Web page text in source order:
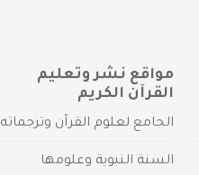
مواقع نشر وتعليم
القرآن الكريم
الجامع لعلوم القرآن وترجماته
السنة النبوية وعلومها